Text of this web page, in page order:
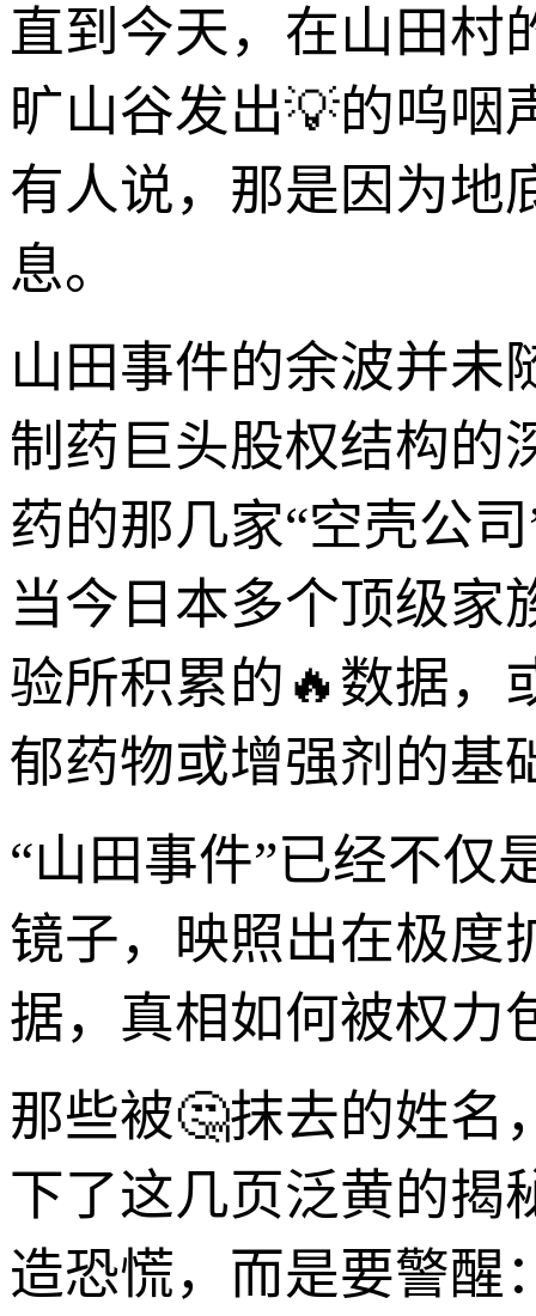
直到今天，在山田村
旷山谷发出💡的呜咽
有人说，那是因为地
息。
山田事件的余波并未
制药巨头股权结构的
药的那几家“空壳公
当今日本多个顶级家
验所积累的🔥数据，
郁药物或增强剂的基
“山田事件”已经不仅
镜子，映照出在极度
据，真相如何被权力
那些被🤔抹去的姓名
下了这几页泛黄的揭
造恐慌，而是要警醒